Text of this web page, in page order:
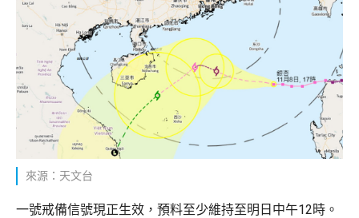
來源：天文台
一號戒備信號現正生效，預料至少維持至明日中午12時。